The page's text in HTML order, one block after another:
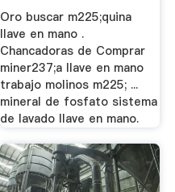
Oro buscar m225;quina
llave en mano .
Chancadoras de Comprar
miner237;a llave en mano
trabajo molinos m225; ...
mineral de fosfato sistema
de lavado llave en mano.